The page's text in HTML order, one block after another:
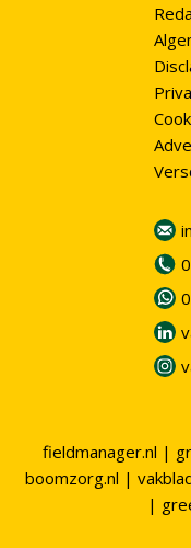
fieldmanager.nl |
boomzorg.nl |
|